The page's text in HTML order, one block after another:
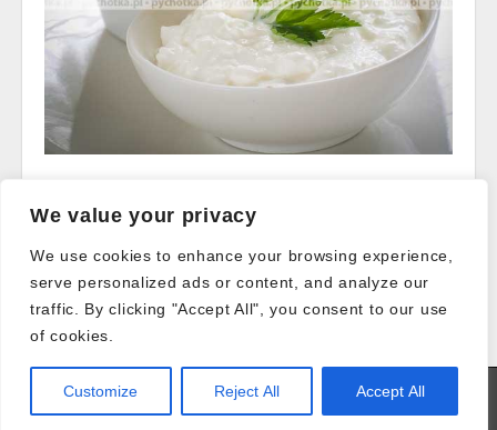
We value your privacy
We use cookies to enhance your browsing experience,
serve personalized ads or content, and analyze our
traffic. By clicking "Accept All", you consent to our use
of cookies.
Customize Reject All Accept All
Post
navigation
← Older posts
Copyright © 2026 Pychotka.pl - Przepisy Kulinarne. All Rights
Reserved.